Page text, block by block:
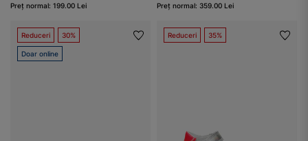
Preț normal: 199.00 Lei
Preț normal: 359.00 Lei
Reduceri 30%
Doar online
Reduceri 35%